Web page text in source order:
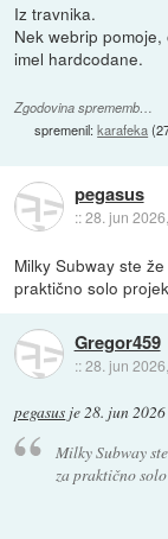
Iz travnika.
Nek webrip
imel hardcodane.
Zgodovina sprememb…
spremenil:karafeka(
pegasus
::28. jun
Milky Subway ste
praktično solo
Gregor459
::28. jun
pegasus je28. jun
Milky Subway
za praktično